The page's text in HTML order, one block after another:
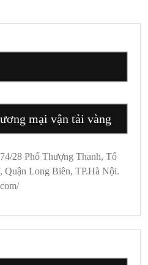
Châu
mại vận tải vàng
28 Phố Thượng Thanh, Tổ
Quận Long Biên, TP.Hà Nội.